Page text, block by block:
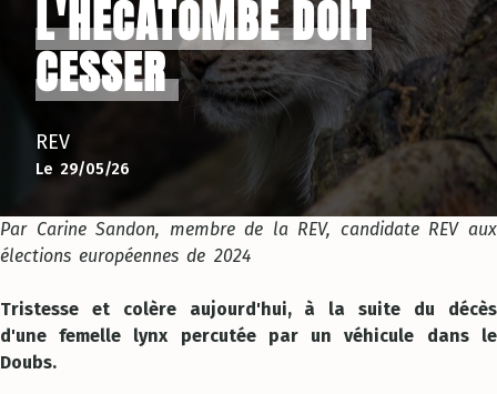
L'HÉCATOMBE DOIT
CESSER
REV
Le 29/05/26
Par Carine Sandon, membre de la REV, candidate REV aux
élections européennes de 2024
Tristesse et colère aujourd'hui, à la suite du décès
d'une femelle lynx percutée par un véhicule dans le
Doubs.